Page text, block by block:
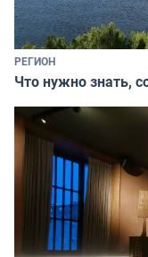
РЕГИОН
Что нужно знать,